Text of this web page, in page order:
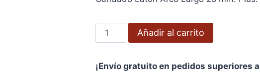
original
era:
6,22€.
actual
es:
4,98€.
Candado
Laton
Largo
Añadir al carrito
¡Envío gratuito en pedidos superiores